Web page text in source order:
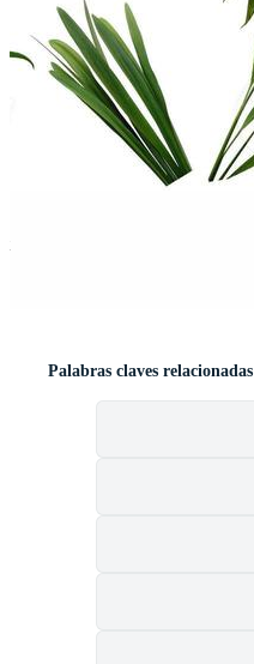
Palabras claves relacionadas